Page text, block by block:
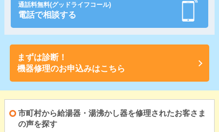
通話料無料(グッドライフコール)
電話で相談する
まずは診断！
機器修理のお申込みはこちら
市町村から給湯器・湯沸かし器を修理されたお客さま
の声を探す